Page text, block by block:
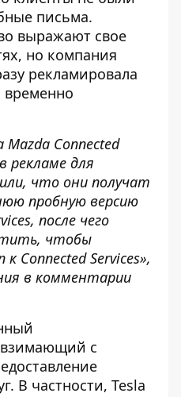
письма.
выражают свое
но компания
рекламировала
временно
Connected
рекламе для
что они получат
пробную версию
после чего
чтобы
Connected Services»,
в комментарии
взимающий с
В частности, Tesla